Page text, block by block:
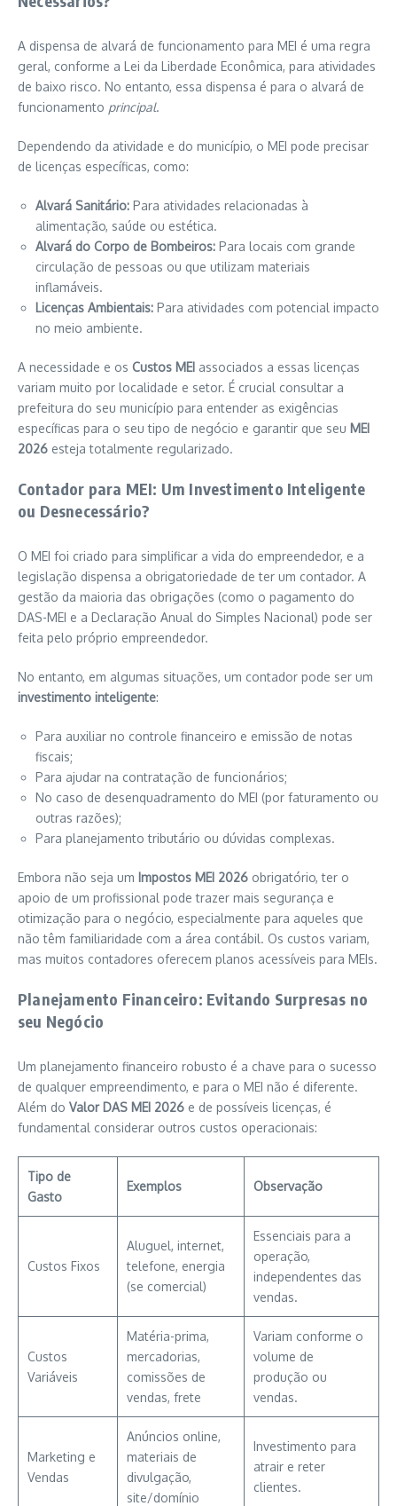
A dispensa de alvará de funcionamento para MEI é uma regra
geral, conforme a Lei da Liberdade Econômica, para atividades
de baixo risco. No entanto, essa dispensa é para o alvará de
funcionamento principal.
Dependendo da atividade e do município, o MEI pode precisar
de licenças específicas, como:
Alvará Sanitário: Para atividades relacionadas à
alimentação, saúde ou estética.
Alvará do Corpo de Bombeiros: Para locais com grande
circulação de pessoas ou que utilizam materiais
inflamáveis.
Licenças Ambientais: Para atividades com potencial impacto
no meio ambiente.
A necessidade e os Custos MEI associados a essas licenças
variam muito por localidade e setor. É crucial consultar a
prefeitura do seu município para entender as exigências
específicas para o seu tipo de negócio e garantir que seu MEI
2026 esteja totalmente regularizado.
Contador para MEI: Um Investimento Inteligente
ou Desnecessário?
O MEI foi criado para simplificar a vida do empreendedor, e a
legislação dispensa a obrigatoriedade de ter um contador. A
gestão da maioria das obrigações (como o pagamento do
DAS-MEI e a Declaração Anual do Simples Nacional) pode ser
feita pelo próprio empreendedor.
No entanto, em algumas situações, um contador pode ser um
investimento inteligente:
Para auxiliar no controle financeiro e emissão de notas
fiscais;
Para ajudar na contratação de funcionários;
No caso de desenquadramento do MEI (por faturamento ou
outras razões);
Para planejamento tributário ou dúvidas complexas.
Embora não seja um Impostos MEI 2026 obrigatório, ter o
apoio de um profissional pode trazer mais segurança e
otimização para o negócio, especialmente para aqueles que
não têm familiaridade com a área contábil. Os custos variam,
mas muitos contadores oferecem planos acessíveis para MEIs.
Planejamento Financeiro: Evitando Surpresas no
seu Negócio
Um planejamento financeiro robusto é a chave para o sucesso
de qualquer empreendimento, e para o MEI não é diferente.
Além do Valor DAS MEI 2026 e de possíveis licenças, é
fundamental considerar outros custos operacionais:
Tipo de
Gasto
Exemplos Observação
Custos Fixos
Aluguel, internet,
telefone, energia
(se comercial)
Essenciais para a
operação,
independentes das
vendas.
Custos
Variáveis
Matéria-prima,
mercadorias,
comissões de
vendas, frete
Variam conforme o
volume de
produção ou
vendas.
Marketing e
Vendas
Anúncios online,
materiais de
divulgação,
site/domínio
Investimento para
atrair e reter
clientes.